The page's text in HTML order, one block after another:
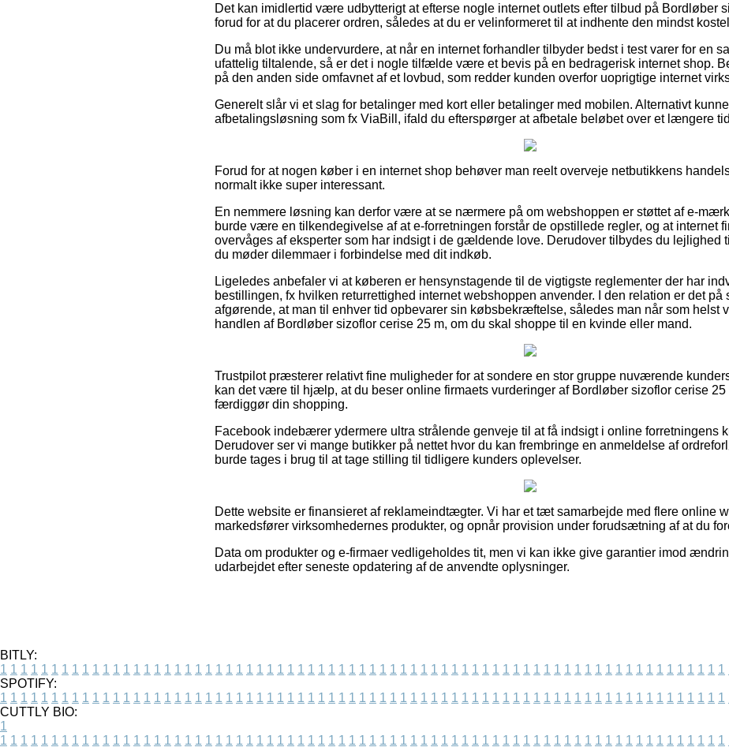
Det kan imidlertid være udbytterigt at efterse nogle internet outlets efter tilbud på Bordløber
forud for at du placerer ordren, således at du er velinformeret til at indhente den mindst
Du må blot ikke undervurdere, at når en internet forhandler tilbyder bedst i test varer for en
ufattelig tiltalende, så er det i nogle tilfælde være et bevis på en bedragerisk internet shop.
på den anden side omfavnet af et lovbud, som redder kunden overfor uoprigtige internet
Generelt slår vi et slag for betalinger med kort eller betalinger med mobilen. Alternativt
afbetalingsløsning som fx ViaBill, ifald du efterspørger at afbetale beløbet over et længere
Forud for at nogen køber i en internet shop behøver man reelt overveje netbutikkens
normalt ikke super interessant.
En nemmere løsning kan derfor være at se nærmere på om webshoppen er støttet af e-
burde være en tilkendegivelse af at e-forretningen forstår de opstillede regler, og at internet
overvåges af eksperter som har indsigt i de gældende love. Derudover tilbydes du lejlighed
du møder dilemmaer i forbindelse med dit indkøb.
Ligeledes anbefaler vi at køberen er hensynstagende til de vigtigste reglementer der har
bestillingen, fx hvilken returrettighed internet webshoppen anvender. I den relation er det på
afgørende, at man til enhver tid opbevarer sin købsbekræftelse, således man når som helst
handlen af Bordløber sizoflor cerise 25 m, om du skal shoppe til en kvinde eller mand.
Trustpilot præsterer relativt fine muligheder for at sondere en stor gruppe nuværende
kan det være til hjælp, at du beser online firmaets vurderinger af Bordløber sizoflor cerise 25
færdiggør din shopping.
Facebook indebærer ydermere ultra strålende genveje til at få indsigt i online forretningens
Derudover ser vi mange butikker på nettet hvor du kan frembringe en anmeldelse af
burde tages i brug til at tage stilling til tidligere kunders oplevelser.
Dette website er finansieret af reklameindtægter. Vi har et tæt samarbejde med flere online
markedsfører virksomhedernes produkter, og opnår provision under forudsætning af at du
Data om produkter og e-firmaer vedligeholdes tit, men vi kan ikke give garantier imod
udarbejdet efter seneste opdatering af de anvendte oplysninger.
BITLY:
1 1 1 1 1 1 1 1 1 1 1 1 1 1 1 1 1 1 1 1 1 1 1 1 1 1 1 1 1 1 1 1 1 1 1 1 1 1 1 1 1 1 1 1 1 1 1 1 1 1 1 1 1 1 1 1 1 1 1 1 1 1 1 1 1 1 1 1 1 1 1
SPOTIFY:
1 1 1 1 1 1 1 1 1 1 1 1 1 1 1 1 1 1 1 1 1 1 1 1 1 1 1 1 1 1 1 1 1 1 1 1 1 1 1 1 1 1 1 1 1 1 1 1 1 1 1 1 1 1 1 1 1 1 1 1 1 1 1 1 1 1 1 1 1 1 1
CUTTLY BIO:
1
1 1 1 1 1 1 1 1 1 1 1 1 1 1 1 1 1 1 1 1 1 1 1 1 1 1 1 1 1 1 1 1 1 1 1 1 1 1 1 1 1 1 1 1 1 1 1 1 1 1 1 1 1 1 1 1 1 1 1 1 1 1 1 1 1 1 1 1 1 1 1